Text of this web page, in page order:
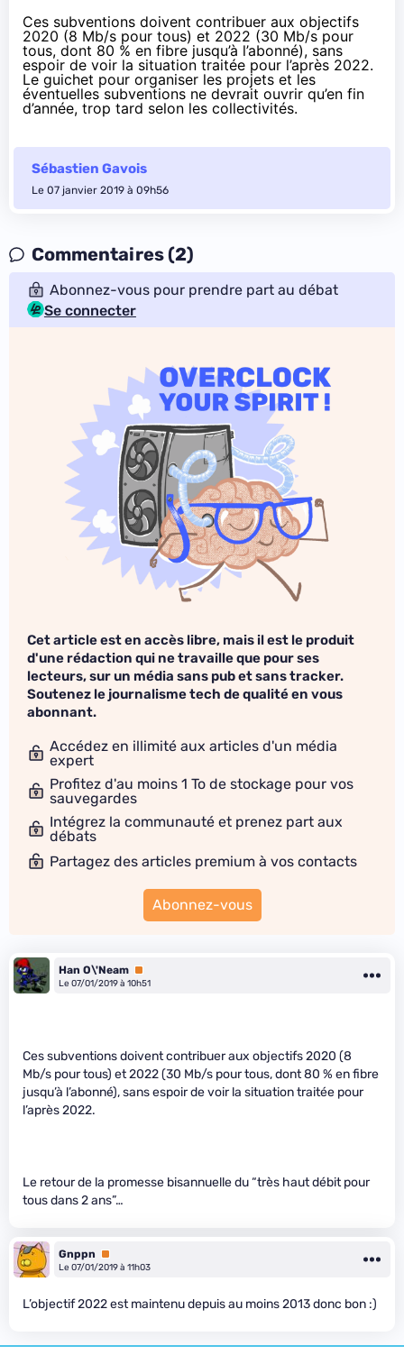
Ces subventions doivent contribuer aux objectifs
2020 (8 Mb/s pour tous) et 2022 (30 Mb/s pour
tous, dont 80 % en fibre jusqu’à l’abonné), sans
espoir de voir la situation traitée pour l’après 2022.
Le guichet pour organiser les projets et les
éventuelles subventions ne devrait ouvrir qu’en fin
d’année, trop tard selon les collectivités.
Sébastien Gavois
Le 07 janvier 2019 à 09h56
Commentaires (2)
Abonnez-vous pour prendre part au débat
Se connecter
Cet article est en accès libre, mais il est le produit
d'une rédaction qui ne travaille que pour ses
lecteurs, sur un média sans pub et sans tracker.
Soutenez le journalisme tech de qualité en vous
abonnant.
Accédez en illimité aux articles d'un média
expert
Profitez d'au moins 1 To de stockage pour vos
sauvegardes
Intégrez la communauté et prenez part aux
débats
Partagez des articles premium à vos contacts
Abonnez-vous
Han O\'Neam Premium
Le 07/01/2019 à 10h51
Ces subventions doivent contribuer aux objectifs 2020 (8
Mb/s pour tous) et 2022 (30 Mb/s pour tous, dont 80 % en fibre
jusqu’à l’abonné), sans espoir de voir la situation traitée pour
l’après 2022.
Le retour de la promesse bisannuelle du “très haut débit pour
tous dans 2 ans”…
Gnppn
Premium
Le 07/01/2019 à 11h03
L’objectif 2022 est maintenu depuis au moins 2013 donc bon :)